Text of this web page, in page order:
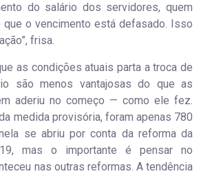
do salário dos servidores, quem
o vencimento está defasado. Isso
frisa.
as condições atuais parta a troca de
são menos vantajosas do que as
aderiu no começo — como ele fez.
medida provisória, foram apenas 780
se abriu por conta da reforma da
mas o importante é pensar no
nas outras reformas. A tendência